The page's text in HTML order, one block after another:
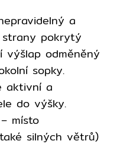
a
pokrytý
výšlap odměněný
sopky.
aktivní a
do výšky.
místo
silných větrů)